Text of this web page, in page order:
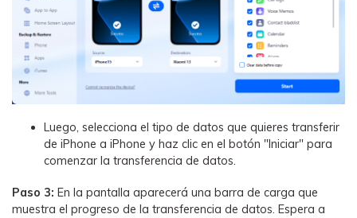
Luego, selecciona el tipo de datos que quieres transferir
de iPhone a iPhone y haz clic en el botón "Iniciar" para
comenzar la transferencia de datos.
Paso 3: En la pantalla aparecerá una barra de carga que
muestra el progreso de la transferencia de datos. Espera a